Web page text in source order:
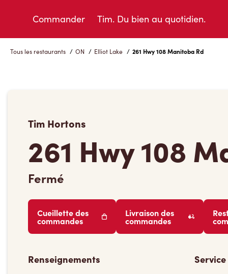
Commander Tim. Du bien au quotidien.
Tous les restaurants / ON / Elliot Lake / 261 Hwy 108 Manitoba Rd
Tim Hortons
261 Hwy 108
Fermé
Cueillette des
commandes
Livraison des
commandes
Renseignements